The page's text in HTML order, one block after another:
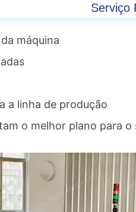
Serviço
máquina
a linha de produção
o melhor plano para o